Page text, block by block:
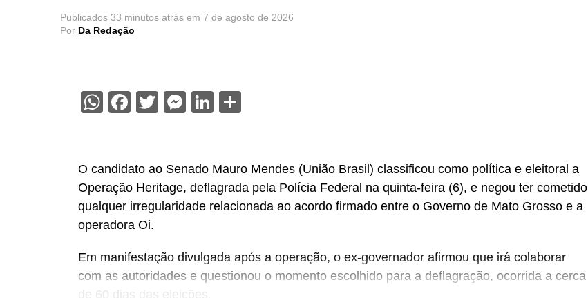
Publicados 33 minutos atrás em 7 de agosto de 2026
Por Da Redação
WhatsApp
Facebook
Twitter
Messenger
LinkedIn
O candidato ao Senado Mauro Mendes (União Brasil) classificou como política e eleitoral a
Operação Heritage, deflagrada pela Polícia Federal na quinta-feira (6), e negou ter cometido
qualquer irregularidade relacionada ao acordo firmado entre o Governo de Mato Grosso e a
operadora Oi.
Em manifestação divulgada após a operação, o ex-governador afirmou que irá colaborar
com as autoridades e questionou o momento escolhido para a deflagração, ocorrida a cerca
de 60 dias das eleições.